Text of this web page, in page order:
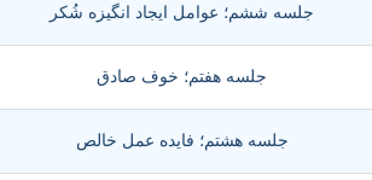
جلسه ششم؛ عوامل ایجاد انگیزه شُکر
جلسه هفتم؛ خوف صادق
جلسه هشتم؛ فایده عمل خالص